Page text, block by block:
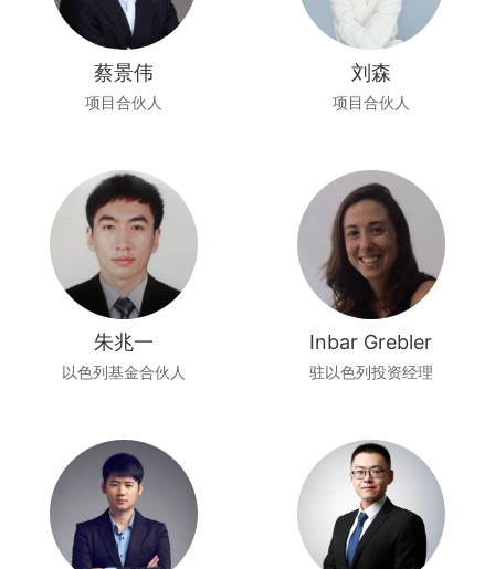
蔡景伟
项目合伙人
刘森
项目合伙人
朱兆一
以色列基金合伙人
Inbar Grebler
驻以色列投资经理